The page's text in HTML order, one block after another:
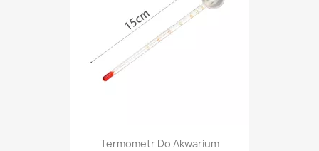
Termometr Do Akwarium